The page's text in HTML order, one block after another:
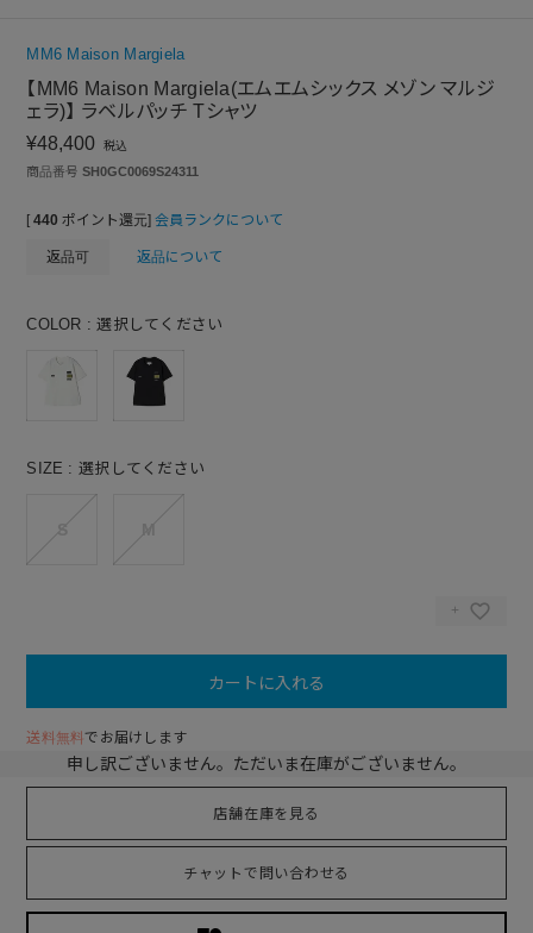
MM6 Maison Margiela
【MM6 Maison Margiela(エムエムシックス メゾン マルジ
ェラ)】 ラベルパッチ Tシャツ
¥48,400 税込
商品番号 SH0GC0069S24311
[ 440 ポイント還元] 会員ランクについて
返品可 返品について
COLOR 選択してください
SIZE 選択してください
カートに入れる
送料無料でお届けします
申し訳ございません。ただいま在庫がございません。
店舗在庫を見る
チャットで問い合わせる